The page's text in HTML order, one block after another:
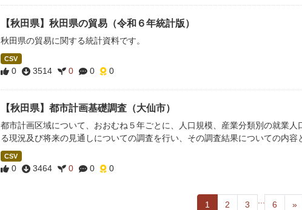
【秋田県】秋田県の貿易（令和６年統計版）
秋田県の貿易に関する統計資料です。
CSV
0 3514 0 0 0
【秋田県】都市計画基礎調査（大仙市）
都市計画区域について、おおむね５年ごとに、人口規模、産業分類別の就業
る現況及び将来の見通しについての調査を行い、その調査結果についての内容
CSV
0 3464 0 0 0
1 2 3 6 »